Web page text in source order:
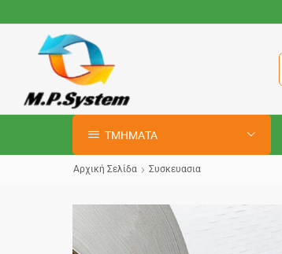
ΤΜΗΜΑΤΑ
Αρχική Σελίδα Συσκευασια